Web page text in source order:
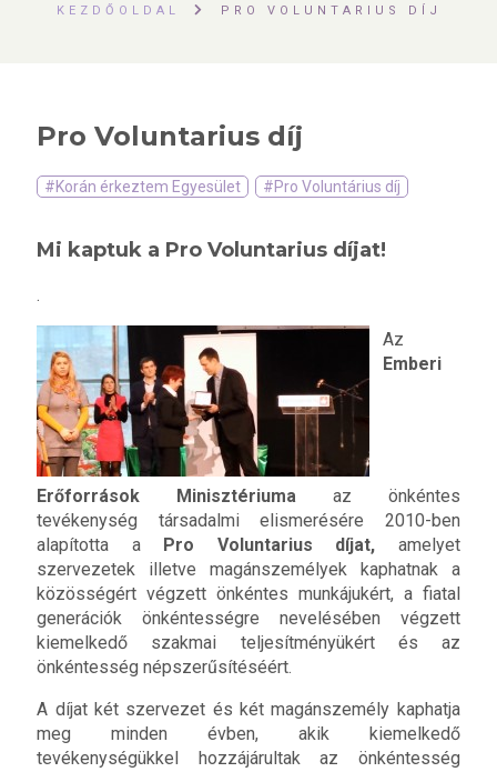
KEZDŐOLDAL PRO VOLUNTARIUS DÍJ
Pro Voluntarius díj
#Korán érkeztem Egyesület #Pro Voluntárius díj
Mi kaptuk a Pro Voluntarius díjat!
.
Az
Emberi
Erőforrások Minisztériuma az önkéntes
tevékenység társadalmi elismerésére 2010-ben
alapította a
Pro Voluntarius díjat, amelyet
szervezetek illetve magánszemélyek kaphatnak a
közösségért végzett önkéntes munkájukért, a fiatal
generációk önkéntességre nevelésében végzett
kiemelkedő szakmai teljesítményükért és az
önkéntesség népszerűsítéséért.
A díjat két szervezet és két magánszemély kaphatja
meg minden évben, akik kiemelkedő
tevékenységükkel hozzájárultak az önkéntesség